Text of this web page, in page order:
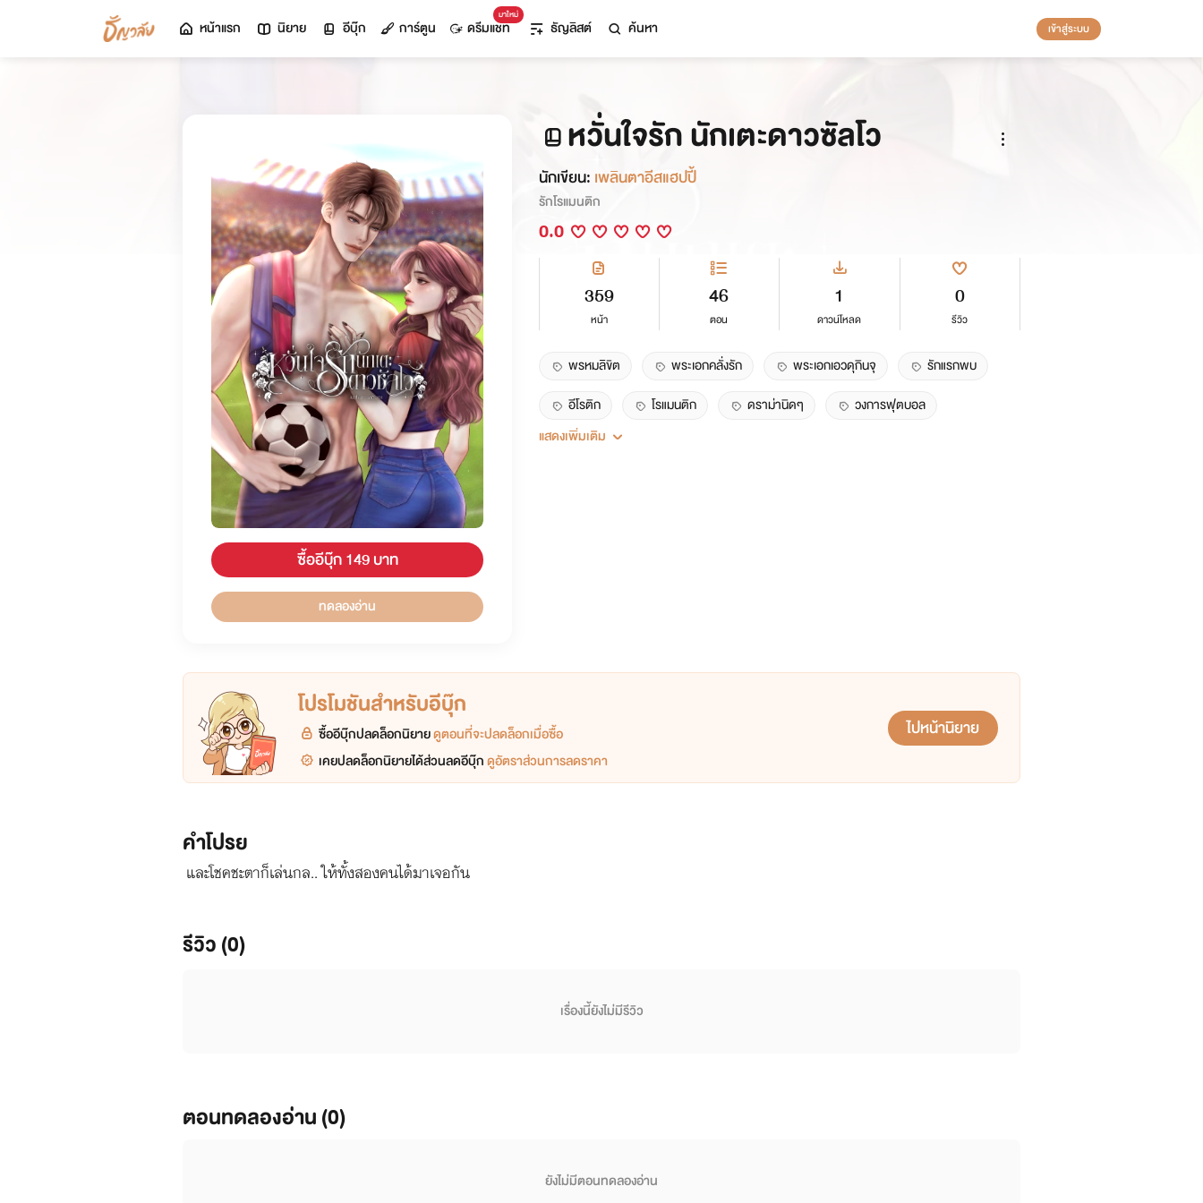
หน้าแรก นิยาย อีบุ๊ก การ์ตูน
มาใหม่
ดรีมแชท ธัญลิสต์ ค้นหา เข้าสู่ระบบ
ซื้ออีบุ๊ก 149 บาท
ทดลองอ่าน
หวั่นใจรัก นักเตะดาวซัลโว
นักเขียน: เพลินตาอีสแฮปปี้
รักโรแมนติก
0.0
359
หน้า
46
ตอน
1
ดาวน์โหลด
0
รีวิว
พรหมลิขิต พระเอกคลั่งรัก พระเอกเอวดุกินจุ
รักแรกพบ
อีโรติก
โรแมนติก ดราม่านิดๆ
วงการฟุตบอล
นักฟุตบอล
แสดงเพิ่มเติม
โปรโมชันสำหรับอีบุ๊ก
ซื้ออีบุ๊กปลดล็อกนิยายดูตอนที่จะปลดล็อกเมื่อซื้อ
เคยปลดล็อกนิยายได้ส่วนลดอีบุ๊กดูอัตราส่วนการลดราคา
ไปหน้านิยาย
คำโปรย
และโชคชะตาก็เล่นกล.. ให้ทั้งสองคนได้มาเจอกัน
รีวิว (0)
เรื่องนี้ยังไม่มีรีวิว
ตอนทดลองอ่าน (0)
ยังไม่มีตอนทดลองอ่าน